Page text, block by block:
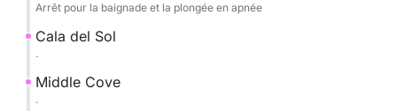
Nous terminerons cette excursion par un retour au
port offrant une vue panoramique imprenable sur le
littoral.
Arrêt pour la baignade et la plongée en apnée
Cala del Sol
.
Middle Cove
.